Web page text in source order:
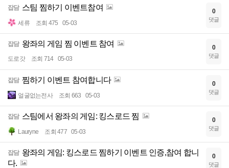
잡담 스팀 찜하기 이벤트참여
세류 조회 475 05-03
0
댓글
잡담 왕좌의 게임 찜 이벤트 참여
도로갓 조회 714 05-03
0
댓글
잡담 찜하기 이벤트 참여합니다
얼굴없는전사 조회 663 05-03
0
댓글
잡담 스팀에서 왕좌의 게임: 킹스로드 찜
Lauryne 조회 477 05-03
0
댓글
잡담 왕좌의 게임: 킹스로드 찜하기 이벤트 인증,참여 합니
다.
0
댓글